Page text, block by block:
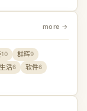
more →
10 群晖9
生活6 软件6